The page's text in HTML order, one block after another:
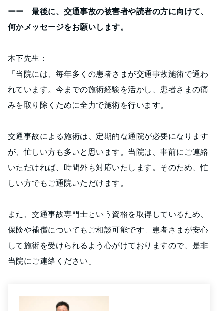
ーー 最後に、交通事故の被害者や読者の方に向けて、
何かメッセージをお願いします。
木下先生：
「当院には、毎年多くの患者さまが交通事故施術で通わ
れています。今までの施術経験を活かし、患者さまの痛
みを取り除くために全力で施術を行います。
交通事故による施術は、定期的な通院が必要になります
が、忙しい方も多いと思います。当院は、事前にご連絡
いただければ、時間外も対応いたします。そのため、忙
しい方でもご通院いただけます。
また、交通事故専門士という資格を取得しているため、
保険や補償についてもご相談可能です。患者さまが安心
して施術を受けられるよう心がけておりますので、是非
当院にご連絡ください」